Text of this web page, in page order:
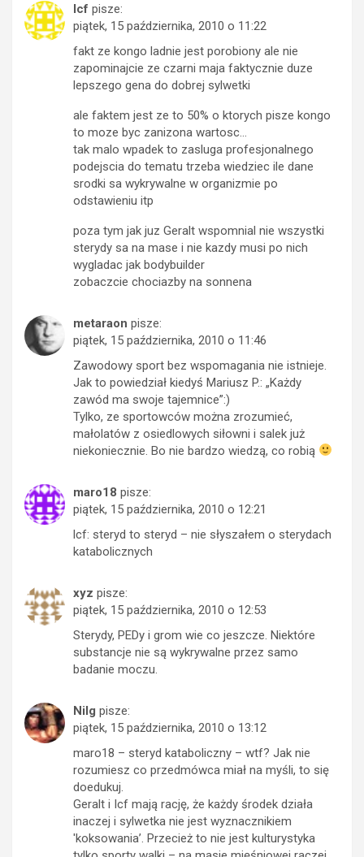
lcf pisze:
piątek, 15 października, 2010 o 11:22
fakt ze kongo ladnie jest porobiony ale nie
zapominajcie ze czarni maja faktycznie duze
lepszego gena do dobrej sylwetki
ale faktem jest ze to 50% o ktorych pisze kongo
to moze byc zanizona wartosc…
tak malo wpadek to zasluga profesjonalnego
podejscia do tematu trzeba wiedziec ile dane
srodki sa wykrywalne w organizmie po
odstawieniu itp
poza tym jak juz Geralt wspomnial nie wszystki
sterydy sa na mase i nie kazdy musi po nich
wygladac jak bodybuilder
zobaczcie chociazby na sonnena
metaraon pisze:
piątek, 15 października, 2010 o 11:46
Zawodowy sport bez wspomagania nie istnieje.
Jak to powiedział kiedyś Mariusz P.: „Każdy
zawód ma swoje tajemnice”:)
Tylko, ze sportowców można zrozumieć,
małolatów z osiedlowych siłowni i salek już
niekoniecznie. Bo nie bardzo wiedzą, co robią
maro18 pisze:
piątek, 15 października, 2010 o 12:21
lcf: steryd to steryd – nie słyszałem o sterydach
katabolicznych
xyz pisze:
piątek, 15 października, 2010 o 12:53
Sterydy, PEDy i grom wie co jeszcze. Niektóre
substancje nie są wykrywalne przez samo
badanie moczu.
Nilg pisze:
piątek, 15 października, 2010 o 13:12
maro18 – steryd kataboliczny – wtf? Jak nie
rozumiesz co przedmówca miał na myśli, to się
doedukuj.
Geralt i Icf mają rację, że każdy środek działa
inaczej i sylwetka nie jest wyznacznikiem
'koksowania’. Przecież to nie jest kulturystyka